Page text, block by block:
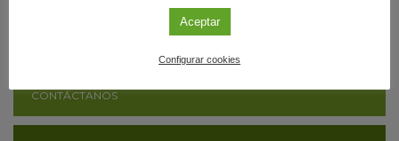
¿ERES CIENTÍFICO/A Y QUIERES DIFUNDIR
TUS RESULTADOS?
CONTÁCTANOS
Aceptar
Configurar cookies